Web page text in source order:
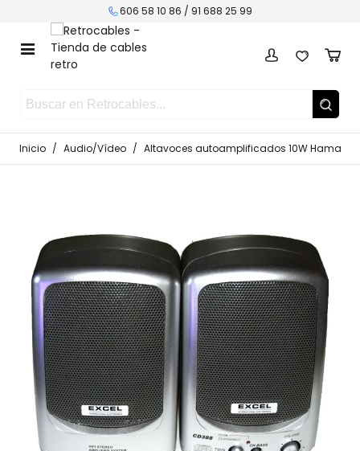
606 58 10 86 / 91 688 25 99
Inicio / Audio/Vídeo / Altavoces autoamplificados 10W Hama